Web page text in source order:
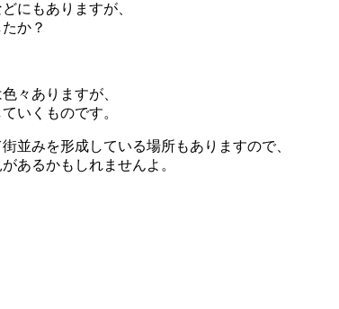
にもありますが、
か？
々ありますが、
いくものです。
並みを形成している場所もありますので、
あるかもしれませんよ。